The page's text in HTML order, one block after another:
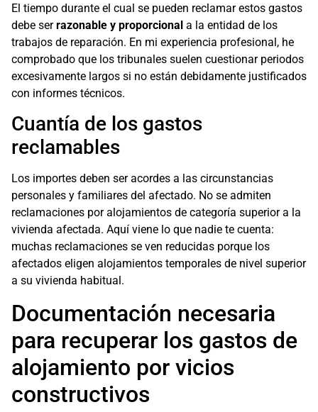
El tiempo durante el cual se pueden reclamar estos gastos
debe serrazonable y proporcional a la entidad de los
trabajos de reparación. En mi experiencia profesional, he
comprobado que los tribunales suelen cuestionar periodos
excesivamente largos si no están debidamente justificados
con informes técnicos.
Cuantía de los gastos
reclamables
Los importes deben ser acordes a las circunstancias
personales y familiares del afectado. No se admiten
reclamaciones por alojamientos de categoría superior a la
vivienda afectada. Aquí viene lo que nadie te cuenta:
muchas reclamaciones se ven reducidas porque los
afectados eligen alojamientos temporales de nivel superior
a su vivienda habitual.
Documentación necesaria
para recuperar los gastos de
alojamiento por vicios
constructivos